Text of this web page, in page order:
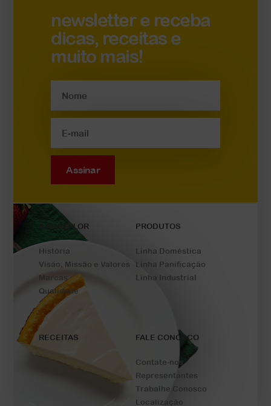
newsletter e receba
dicas, receitas e
muito mais!
Assinar
A ROSEFLOR
História
Visão, Missão e Valores
Marcas
Qualidade
PRODUTOS
Linha Doméstica
Linha Panificação
Linha Industrial
RECEITAS FALE CONOSCO
Contate-nos
Representantes
Trabalhe Conosco
Localização